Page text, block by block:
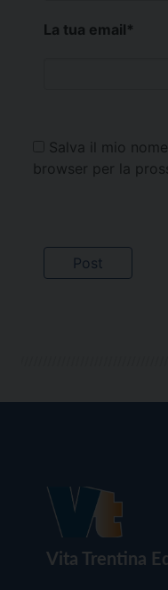
La tua email*
Salva il mio
browser per la
Vita Trentina